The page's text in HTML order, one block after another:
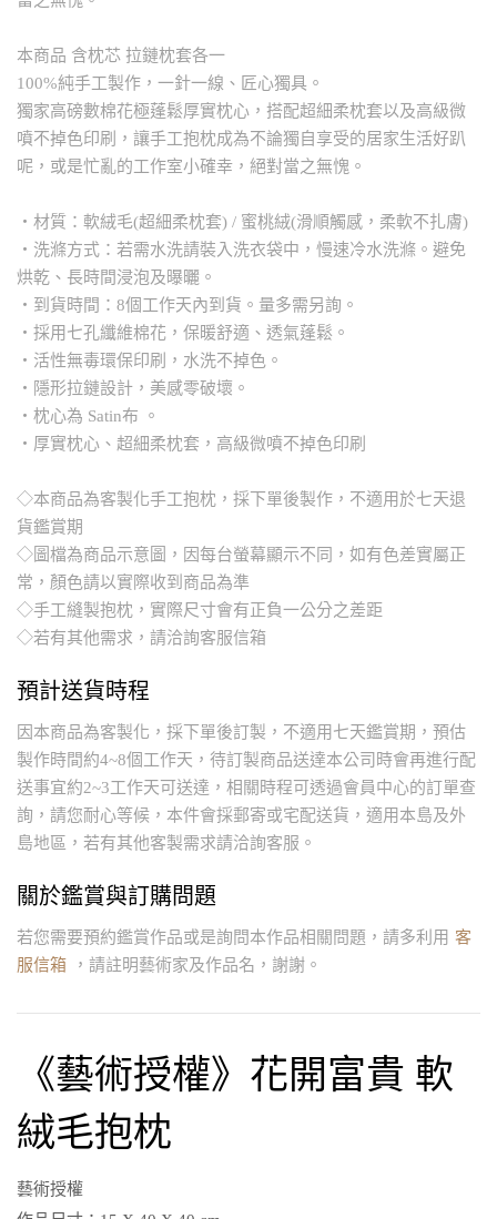
本商品 含枕芯 拉鏈枕套各一
100%純手工製作，一針一線、匠心獨具。
獨家高磅數棉花極蓬鬆厚實枕心，搭配超細柔枕套以及高級微
噴不掉色印刷，讓手工抱枕成為不論獨自享受的居家生活好趴
呢，或是忙亂的工作室小確幸，絕對當之無愧。
・材質：軟絨毛(超細柔枕套) / 蜜桃絨(滑順觸感，柔軟不扎膚)
・洗滌方式：若需水洗請裝入洗衣袋中，慢速冷水洗滌。避免
烘乾、長時間浸泡及曝曬。
・到貨時間：8個工作天內到貨。量多需另詢。
・採用七孔纖維棉花，保暖舒適、透氣蓬鬆。
・活性無毒環保印刷，水洗不掉色。
・隱形拉鏈設計，美感零破壞。
・枕心為 Satin布 。
・厚實枕心、超細柔枕套，高級微噴不掉色印刷
◇本商品為客製化手工抱枕，採下單後製作，不適用於七天退
貨鑑賞期
◇圖檔為商品示意圖，因每台螢幕顯示不同，如有色差實屬正
常，顏色請以實際收到商品為準
◇手工縫製抱枕，實際尺寸會有正負一公分之差距
◇若有其他需求，請洽詢客服信箱
預計送貨時程
因本商品為客製化，採下單後訂製，不適用七天鑑賞期，預估
製作時間約4~8個工作天，待訂製商品送達本公司時會再進行配
送事宜約2~3工作天可送達，相關時程可透過會員中心的訂單查
詢，請您耐心等候，本件會採郵寄或宅配送貨，適用本島及外
島地區，若有其他客製需求請洽詢客服。
關於鑑賞與訂購問題
若您需要預約鑑賞作品或是詢問本作品相關問題，請多利用 客
服信箱
，請註明藝術家及作品名，謝謝。
《藝術授權》花開富貴 軟
絨毛抱枕
藝術授權